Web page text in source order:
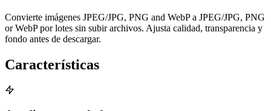
Convierte imágenes JPEG/JPG, PNG and WebP a JPEG/JPG, PNG
or WebP por lotes sin subir archivos. Ajusta calidad, transparencia y
fondo antes de descargar.
Características